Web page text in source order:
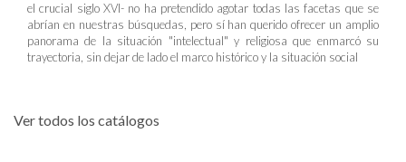
el crucial siglo XVI- no ha pretendido agotar todas las facetas que se
abrían en nuestras búsquedas, pero sí han querido ofrecer un amplio
panorama de la situación "intelectual" y religiosa que enmarcó su
trayectoria, sin dejar de lado el marco histórico y la situación social
Ver todos los catálogos